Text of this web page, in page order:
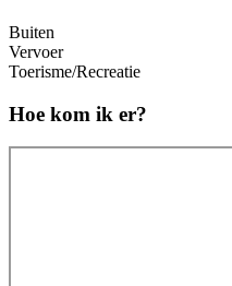
Buiten
Vervoer
Toerisme/Recreatie
Hoe kom ik er?